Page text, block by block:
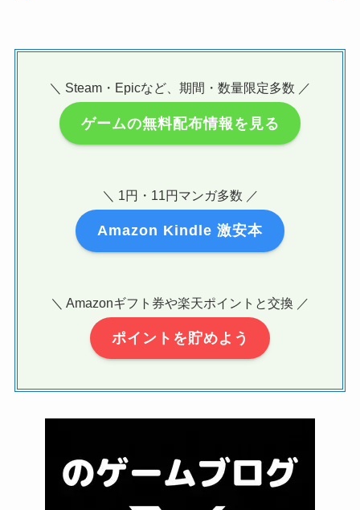
＼ Steam・Epicなど、期間・数量限定多数 ／
ゲームの無料配布情報を見る
＼ 1円・11円マンガ多数 ／
Amazon Kindle 激安本
＼ Amazonギフト券や楽天ポイントと交換 ／
ポイントを貯めよう